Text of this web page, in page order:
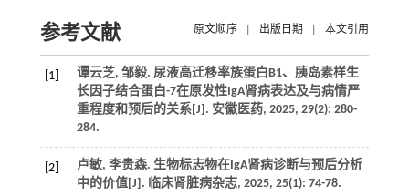
参考文献 原文顺序 出版日期 本文引用
[1]
谭云芝, 邹毅. 尿液高迁移率族蛋白B1、胰岛素样生
长因子结合蛋白-7在原发性IgA肾病表达及与病情严
重程度和预后的关系[J]. 安徽医药, 2025, 29(2): 280-
284.
[2]
卢敏, 李贵森. 生物标志物在IgA肾病诊断与预后分析
中的价值[J]. 临床肾脏病杂志, 2025, 25(1): 74-78.